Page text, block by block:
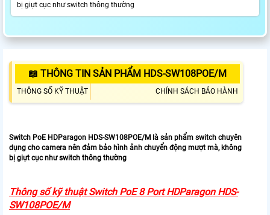
bị giựt cục như switch thông thường
📖 THÔNG TIN SẢN PHẨM HDS-SW108POE/M
THÔNG SỐ KỸ THUẬT CHÍNH SÁCH BẢO HÀNH
Switch PoE HDParagon HDS-SW108POE/M là sản phẩm switch chuyên
dụng cho camera nên đảm bảo hình ảnh chuyển động mượt mà, không
bị giựt cục như switch thông thường
Thông số kỹ thuật Switch PoE 8 Port HDParagon HDS-
SW108POE/M